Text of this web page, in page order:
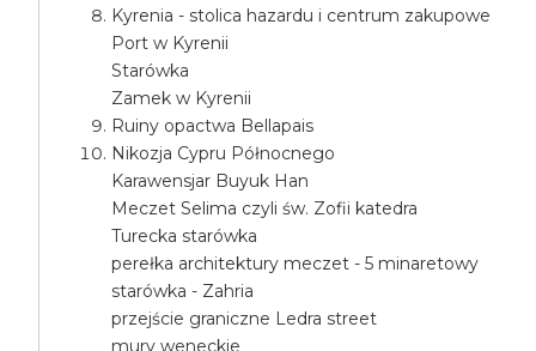
Kyrenia - stolica hazardu i centrum zakupowe
Port w Kyrenii
Starówka
Zamek w Kyrenii
Ruiny opactwa Bellapais
Nikozja Cypru Północnego
Karawensjar Buyuk Han
Meczet Selima czyli św. Zofii katedra
Turecka starówka
perełka architektury meczet - 5 minaretowy
starówka - Zahria
przejście graniczne Ledra street
mury weneckie